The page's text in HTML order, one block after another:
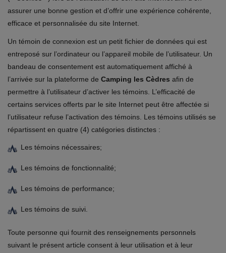
assurer une bonne gestion et d’offrir une expérience cohérente,
efficace et personnalisée du site Internet.
Un témoin de connexion est un petit fichier de données qui est
entreposé sur l’ordinateur ou l’appareil mobile de l’utilisateur. Un
bandeau de consentement est automatiquement affiché à
l’arrivée sur la plateforme de Camping les Cèdres afin de
permettre à l’utilisateur d’activer les témoins. L’efficacité de
certains services offerts par le site Internet peut être affectée si
l’utilisateur refuse l’activation des témoins. Les témoins utilisés se
répartissent en quatre (4) catégories distinctes :
Les témoins nécessaires;
Les témoins de fonctionnalité;
Les témoins de performance;
Les témoins de suivi.
Toute personne qui fournit des renseignements personnels
suivant le présent article consent à leur utilisation et à leur